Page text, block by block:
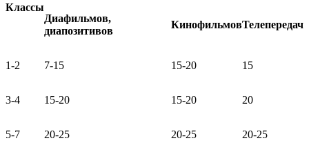
Классы
Диафильмов,
диапозитивов
КинофильмовТелепередач
1-2 7-15 15-20 15
3-4 15-20 15-20 20
5-7 20-25 20-25 20-25